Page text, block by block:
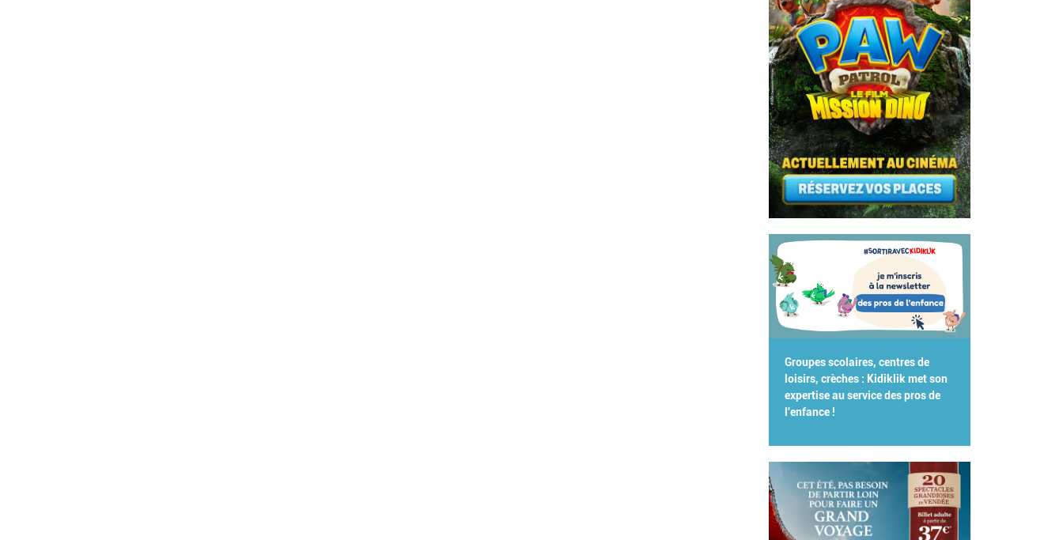
Groupes scolaires, centres de
loisirs, crèches : Kidiklik met son
expertise au service des pros de
l'enfance !